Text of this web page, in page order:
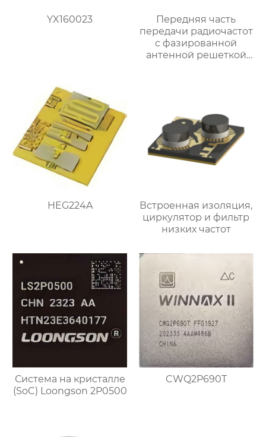
YX160023
Передняя часть
передачи радиочастот
с фазированной
антенной решеткой
HEG224A
Встроенная изоляция,
циркулятор и фильтр
низких частот
Система на кристалле
(SoC) Loongson 2P0500
CWQ2P690T